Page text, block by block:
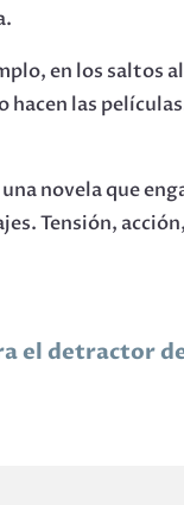
en los saltos
las
novela que
Tensión,
el detractor